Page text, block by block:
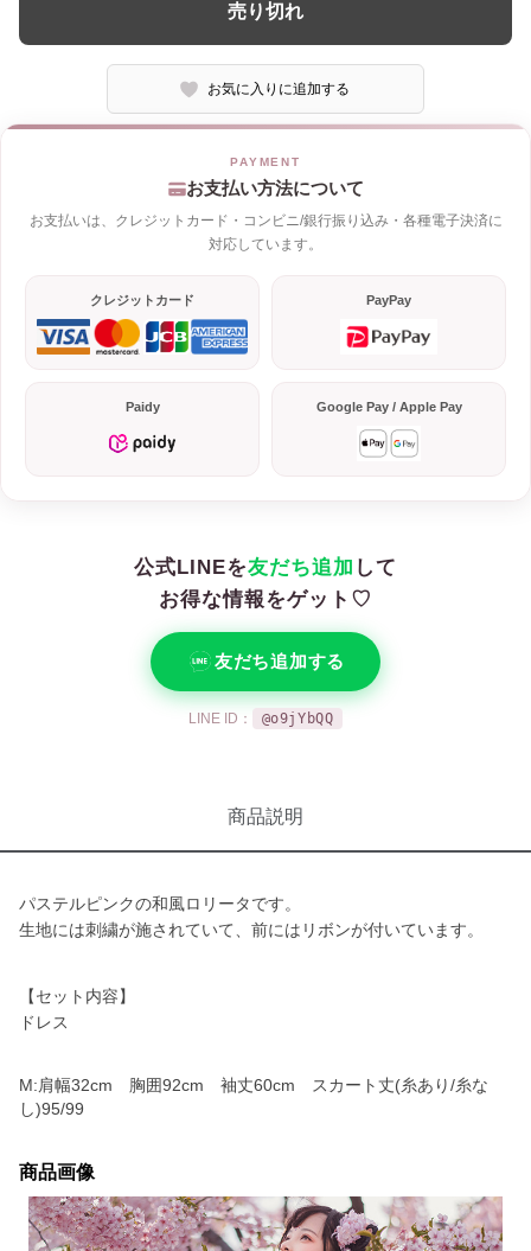
売り切れ
お気に入りに追加する
お支払い方法について
お支払いは、クレジットカード・コンビニ/銀行振り込み・各種電子決済に
対応しています。
クレジットカード PayPay
Paidy Google Pay / Apple Pay
公式LINEを友だち追加 して
お得な情報をゲット♡
友だち追加する
LINE ID： @o9jYbQQ
商品説明
パステルピンクの和風ロリータです。
生地には刺繍が施されていて、前にはリボンが付いています。
【セット内容】
ドレス
M:肩幅32cm 胸囲92cm 袖丈60cm スカート丈(糸あり/糸な
し)95/99
商品画像